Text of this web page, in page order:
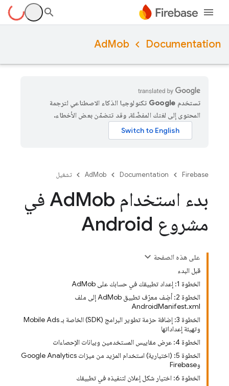
Documentation
AdMob
تستخدم Google تكنولوجيا الذكاء الاصطناعي لترجمة
المحتوى إلى لغتك المفضّلة، وقد تتضمّن بعض الأخطاء.
Firebase
Documentation
AdMob تشغيل
بدء استخدام Ad
Mob في
مشروع Android
على هذه الصفحة
قبل البدء
الخطوة 1: إعداد تطبيقك في حسابك على AdMob
الخطوة 2: أضِف معرّف تطبيق AdMob إلى ملف
AndroidManifest.xml
الخطوة 3: إضافة حزمة تطوير البرامج (SDK) الخاصة بـ Mobile Ads
وتهيئة إعداداتها
الخطوة 4: عرض مقاييس المستخدمين وبيانات الإحصاءات
الخطوة 5: (اختيارية) استخدام المزيد من ميزات Google Analytics
وFirebase
الخطوة 6: اختيار شكل إعلان لتنفيذه في تطبيقك